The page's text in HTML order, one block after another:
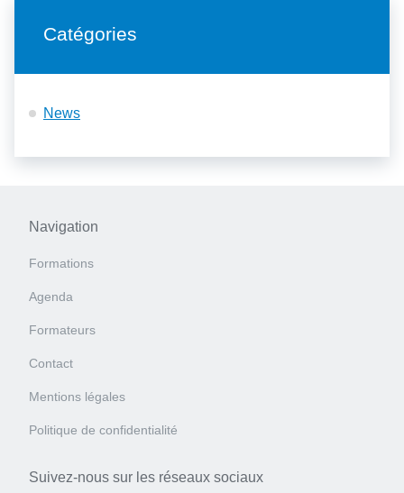
Catégories
News
Navigation
Formations
Agenda
Formateurs
Contact
Mentions légales
Politique de confidentialité
Suivez-nous sur les réseaux sociaux